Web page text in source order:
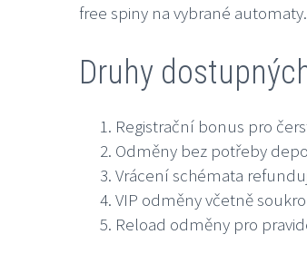
free spiny na vybrané
Druhy
Registrační bonus pro
Odměny bez potřeby
Vrácení schémata
VIP odměny včetně
Reload odměny pro